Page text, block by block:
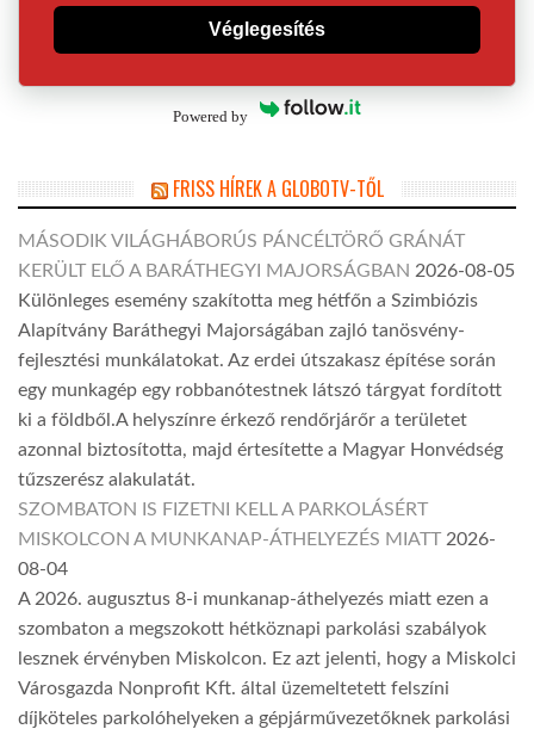
Véglegesítés
Powered by
FRISS HÍREK A GLOBOTV-TŐL
MÁSODIK VILÁGHÁBORÚS PÁNCÉLTÖRŐ GRÁNÁT
KERÜLT ELŐ A BARÁTHEGYI MAJORSÁGBAN 2026-08-05
Különleges esemény szakította meg hétfőn a Szimbiózis
Alapítvány Baráthegyi Majorságában zajló tanösvény-
fejlesztési munkálatokat. Az erdei útszakasz építése során
egy munkagép egy robbanótestnek látszó tárgyat fordított
ki a földből.A helyszínre érkező rendőrjárőr a területet
azonnal biztosította, majd értesítette a Magyar Honvédség
tűzszerész alakulatát.
SZOMBATON IS FIZETNI KELL A PARKOLÁSÉRT
MISKOLCON A MUNKANAP-ÁTHELYEZÉS MIATT 2026-
08-04
A 2026. augusztus 8-i munkanap-áthelyezés miatt ezen a
szombaton a megszokott hétköznapi parkolási szabályok
lesznek érvényben Miskolcon. Ez azt jelenti, hogy a Miskolci
Városgazda Nonprofit Kft. által üzemeltetett felszíni
díjköteles parkolóhelyeken a gépjárművezetőknek parkolási